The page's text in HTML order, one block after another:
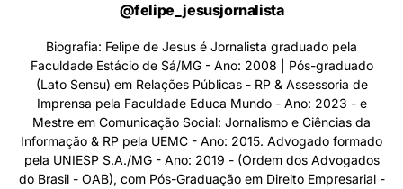
@felipe_jesusjornalista
Biografia: Felipe de Jesus é Jornalista graduado pela
Faculdade Estácio de Sá/MG - Ano: 2008 | Pós-graduado
(Lato Sensu) em Relações Públicas - RP & Assessoria de
Imprensa pela Faculdade Educa Mundo - Ano: 2023 - e
Mestre em Comunicação Social: Jornalismo e Ciências da
Informação & RP pela UEMC - Ano: 2015. Advogado formado
pela UNIESP S.A./MG - Ano: 2019 - (Ordem dos Advogados
do Brasil - OAB), com Pós-Graduação em Direito Empresarial -